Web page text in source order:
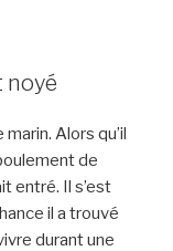
noyé
Alors qu’il
de
entré. Il s’est
il a trouvé
durant une